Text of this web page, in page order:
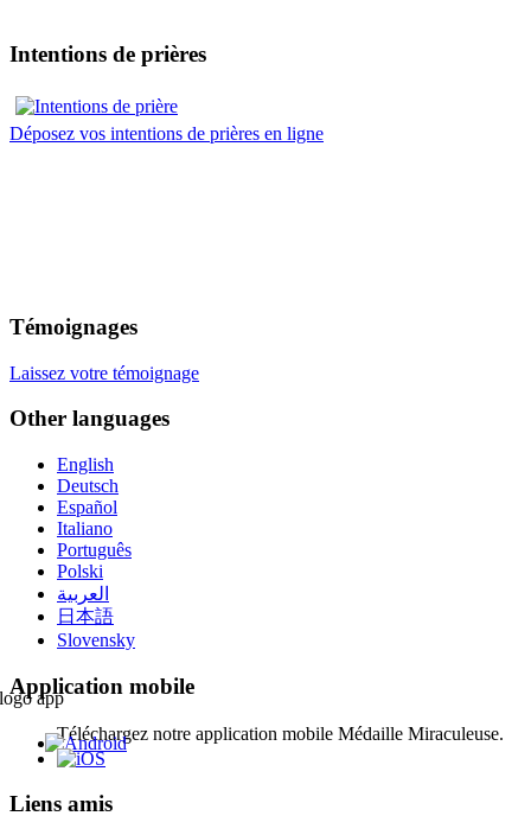
Intentions de prières
Déposez vos intentions de prières en ligne
Témoignages
Laissez votre témoignage
Other languages
English
Deutsch
Español
Italiano
Português
Polski
العربية
日本語
Slovensky
Application mobile
Téléchargez notre application mobile Médaille Miraculeuse.
Liens amis